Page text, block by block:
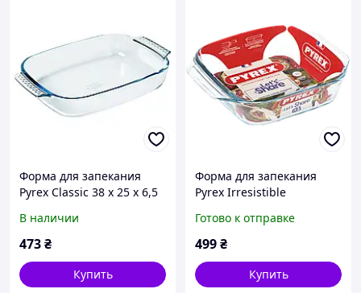
Форма для запекания
Pyrex Classic 38 х 25 х 6,5
В наличии
473₴
Купить
Форма для запекания
Pyrex Irresistible
(2.3л) (400B000/7146)
стеклянная с ручками
Готово к отправке
499₴
Купить